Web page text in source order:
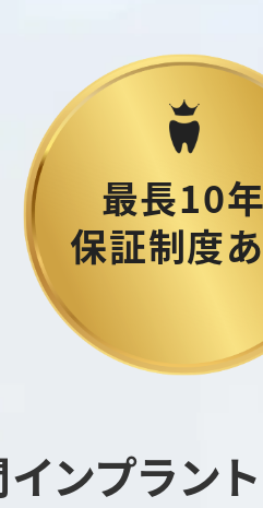
ンプラン
最長10
保証制度